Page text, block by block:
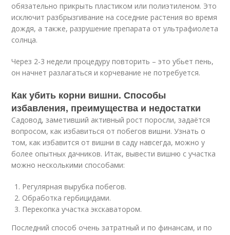
обязательно прикрыть пластиком или полиэтиленом. Это
исключит разбрызгивание на соседние растения во время
дождя, а также, разрушение препарата от ультрафиолета
солнца.
Через 2-3 недели процедуру повторить – это убьет пень,
он начнет разлагаться и корчевание не потребуется.
Как убить корни вишни. Способы
избавления, преимущества и недостатки
Садовод, заметивший активный рост поросли, задаётся
вопросом, как избавиться от побегов вишни. Узнать о
том, как избавится от вишни в саду навсегда, можно у
более опытных дачников. Итак, вывести вишню с участка
можно несколькими способами:
Регулярная вырубка побегов.
Обработка гербицидами.
Перекопка участка экскаватором.
Последний способ очень затратный и по финансам, и по